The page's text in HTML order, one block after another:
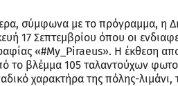
σύμφωνα με το πρόγραμμα, η
17 Σεπτεμβρίου όπου οι
«#My_Piraeus». Η έκθεση
το βλέμμα 105 ταλαντούχων
χαρακτήρα της πόλης-